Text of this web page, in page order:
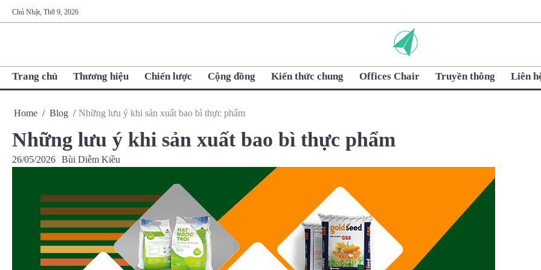
to
Chủ Nhật, Th8 9, 2026
Trang chủ Thương hiệu Chiến lược Cộng đồng Kiến thức chung Offices Chair Truyền thông Liên
Home Blog Những lưu ý khi sản xuất bao bì thực phẩm
Những lưu ý khi sản xuất bao bì thực phẩm
26/05/2026 Bùi Diễm Kiều